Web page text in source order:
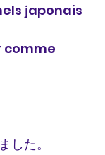
japonais
comme
た。